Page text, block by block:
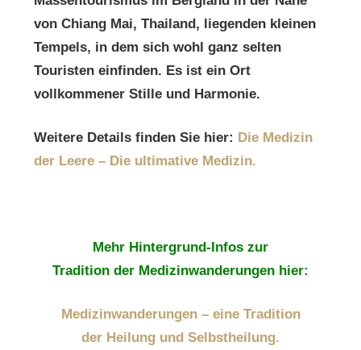
von Chiang Mai, Thailand, liegenden kleinen
Tempels, in dem sich wohl ganz selten
Touristen einfinden. Es ist ein Ort
vollkommener Stille und Harmonie.
Weitere Details finden Sie hier: Die Medizin
der Leere – Die ultimative Medizin.
Mehr Hintergrund-Infos zur
Tradition der Medizinwanderungen hier:
Medizinwanderungen – eine Tradition
der Heilung und Selbstheilung.